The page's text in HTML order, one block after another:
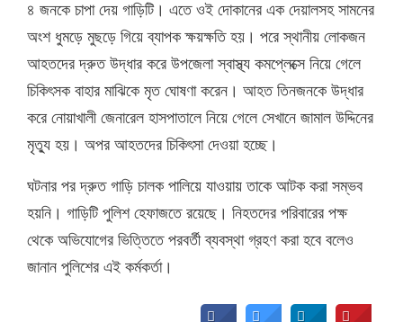
৪ জনকে চাপা দেয় গাড়িটি। এতে ওই দোকানের এক দেয়ালসহ সামনের
অংশ ধুমড়ে মুছড়ে গিয়ে ব্যাপক ক্ষয়ক্ষতি হয়। পরে স্থানীয় লোকজন
আহতদের দ্রুত উদ্ধার করে উপজেলা স্বাস্থ্য কমপ্লেক্সে নিয়ে গেলে
চিকিৎসক বাহার মাঝিকে মৃত ঘোষণা করেন। আহত তিনজনকে উদ্ধার
করে নোয়াখালী জেনারেল হাসপাতালে নিয়ে গেলে সেখানে জামাল উদ্দিনের
মৃত্যু হয়। অপর আহতদের চিকিৎসা দেওয়া হচ্ছে।
ঘটনার পর দ্রুত গাড়ি চালক পালিয়ে যাওয়ায় তাকে আটক করা সম্ভব
হয়নি। গাড়িটি পুলিশ হেফাজতে রয়েছে। নিহতদের পরিবারের পক্ষ
থেকে অভিযোগের ভিত্তিতে পরবর্তী ব্যবস্থা গ্রহণ করা হবে বলেও
জানান পুলিশের এই কর্মকর্তা।